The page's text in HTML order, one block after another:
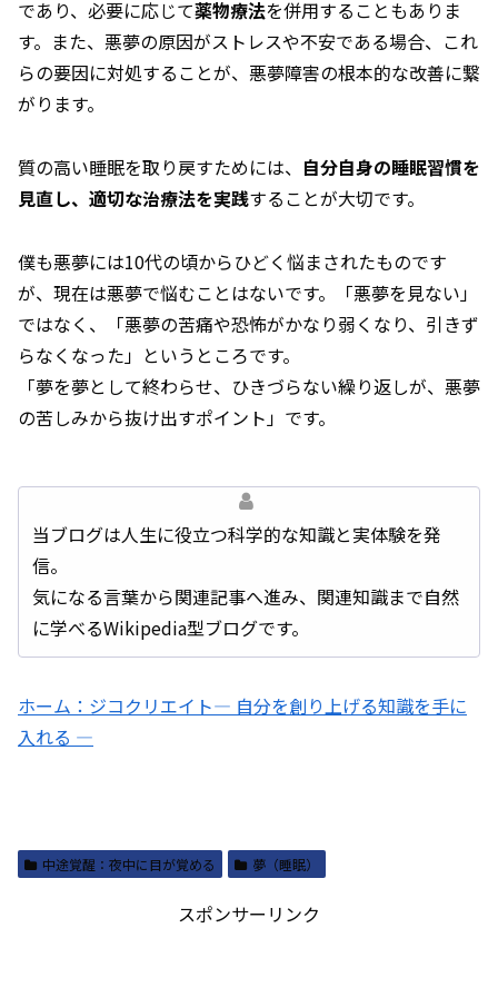
であり、必要に応じて薬物療法を併用することもありま
す。また、悪夢の原因がストレスや不安である場合、これ
らの要因に対処することが、悪夢障害の根本的な改善に繋
がります。
質の高い睡眠を取り戻すためには、 自分自身の睡眠習慣を
見直し、適切な治療法を実践することが大切です。
僕も悪夢には10代の頃からひどく悩まされたものです
が、現在は悪夢で悩むことはないです。「悪夢を見ない」
ではなく、「悪夢の苦痛や恐怖がかなり弱くなり、引きず
らなくなった」というところです。
「夢を夢として終わらせ、ひきづらない繰り返しが、悪夢
の苦しみから抜け出すポイント」です。
当ブログは人生に役立つ科学的な知識と実体験を発
信。
気になる言葉から関連記事へ進み、関連知識まで自然
に学べるWikipedia型ブログです。
ホーム：ジコクリエイト― 自分を創り上げる知識を手に
入れる ―
中途覚醒：夜中に目が覚める 夢（睡眠）
スポンサーリンク